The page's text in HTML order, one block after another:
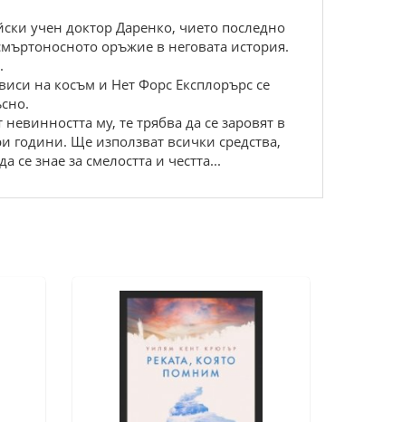
учен доктор Даренко, чието последно
оръжие в неговата история.
на косъм и Нет Форс Експлорърс се
му, те трябва да се заровят в
години. Ще използват всички средства,
се знае за смелостта и честта...